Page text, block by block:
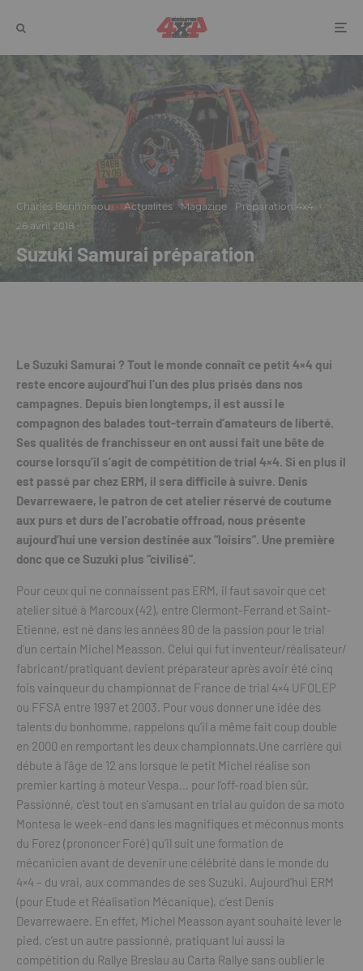
Charles Benhamou · Actualités Magazine Préparation 4x4 ·
26 avril 2018
Suzuki Samurai préparation
Le Suzuki Samurai ? Tout le monde connaît ce petit 4×4 qui
reste encore aujourd’hui l’un des plus prisés dans nos
campagnes. Depuis bien longtemps, il est aussi le
compagnon des balades tout-terrain d’amateurs de liberté.
Ses qualités de franchisseur en ont aussi fait une bête de
course lorsqu’il s’agit de compétition de trial 4×4. Si en plus il
est passé par chez ERM, il sera difficile à suivre. Denis
Devarrewaere, le patron de cet atelier réservé de coutume
aux purs et durs de l’acrobatie offroad, nous présente
aujourd’hui une version destinée aux “loisirs”. Une première
donc que ce Suzuki plus “civilisé”.
Pour ceux qui ne connaissent pas ERM, il faut savoir que cet
atelier situé à Marcoux (42), entre Clermont-Ferrand et Saint-
Etienne, est né dans les années 80 de la passion pour le trial
d’un certain Michel Measson. Celui qui fut inventeur/réalisateur/
fabricant/pratiquant devient préparateur après avoir été cinq
fois vainqueur du championnat de France de trial 4×4 UFOLEP
ou FFSA entre 1997 et 2003. Pour vous donner une idée des
talents du bonhomme, rappelons qu’il a même fait coup double
en 2000 en remportant les deux championnats.Une carrière qui
débute à l’âge de 12 ans lorsque le petit Michel réalise son
premier karting à moteur Vespa… pour l’off-road bien sûr.
Passionné, c’est tout en s’amusant en trial au guidon de sa moto
Montesa le week-end dans les magnifiques et méconnus monts
du Forez (prononcer Foré) qu’il suit une formation de
mécanicien avant de devenir une célébrité dans le monde du
4×4 – du vrai, aux commandes de ses Suzuki. Aujourd’hui ERM
(pour Etude et Réalisation Mécanique), c’est Denis
Devarrewaere. En effet, Michel Measson ayant souhaité lever le
pied, c’est un autre passionné, pratiquant lui aussi la
compétition du Rallye Breslau au Carta Rallye sans oublier le